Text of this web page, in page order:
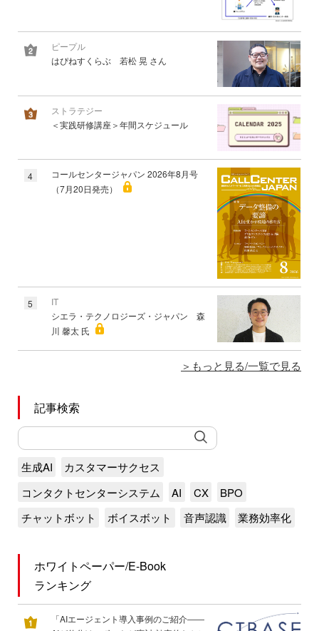
ピープル
はぴねすくらぶ 若松 晃 さん
ストラテジー
＜実践研修講座＞年間スケジュール
4
コールセンタージャパン 2026年8月号
（7月20日発売）
5
IT
シエラ・テクノロジーズ・ジャパン 森
川 馨太 氏
もっと見る/一覧で見る
記事検索
生成AI
カスタマーサクセス
コンタクトセンターシステム
AI CX
BPO
チャットボット
ボイスボット 音声認識 業務効率化
ホワイトペーパー/E-Book
ランキング
「AIエージェント導入事例のご紹介――